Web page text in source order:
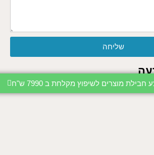
חבילת מוצרים לשיפוץ מקלחת ב 7990 ש"ח
שליחה